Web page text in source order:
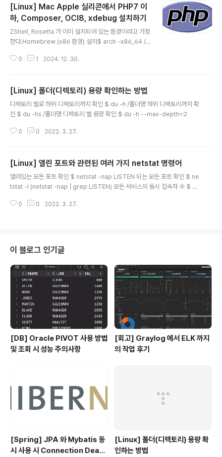
ated 3 taps (shivammathur/php, homebrew/cor
e and homebrew/cask). ==> New Formulae disse
nt ==> New Casks lookaway loungy You have 16
outdated f..
[Linux] Mac Apple 실리콘에서 PHP7 이
하, Composer, OCI8, xdebug 설치하기
ZShell, Rosetta 가 이미 설치되어 있는 환경이라고 가정
한다.Homebrew (x86 환경) 설치$ arch -x86_64 /b
ntent.com/Homebrew/install/HEAD/install.sh)"아
따라서 기존 Homebrew 와의 경로가 서로 겹칠 일이 없
으니 신경쓰지 않아도 된다. 나중에 아키텍처 바꿔서 Hom
ebrew 실행해야 할 때 편하게 실행할 수 있도록 ibrew
연 다음$ vi .zshrcalias..
0 1 2024. 12. 30.
[Linux] 폴더(디렉토리) 용량 확인하는 방법
디렉토리 별로 하위 디렉토리까지 확인 $ du -h /폴더명 하위 디렉토리까지 확
인 $ du -hs /폴더명 디렉토리 별 용량 확인 $ du -h --max-depth=2
0 0 2022. 3. 27.
[Linux] 열린 포트와 관련된 여러 가지 netstat 명령어
열려있는 모든 포트 확인 $ netstat -nap LISTEN 되는 모든 포트 확인 $ ne
tstat -l (netstat -nap | grep LISTEN) 모든 서비스의 동시 접속자 수 $ ne
$ netstat -nap | grep :80 | grep ESTABLISHED | wc -l
0 0 2022. 3. 27.
이 블로그 인기글
[DB] Oracle PIVOT 사용 방법
및 조회 시 성능 주의사항
[회고] Graylog 에서 ELK 까지
의 작업 후기
[Spring] JPA 와 Mybatis 동
시 사용 시 Connection Deadl
[Linux] 폴더(디렉토리) 용량 확
인하는 방법